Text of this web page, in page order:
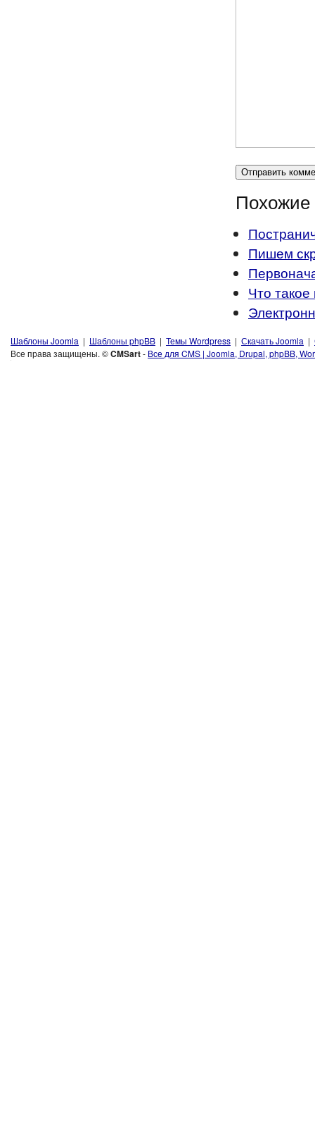
Похожие
Пишем
Что такое
Шаблоны Joomla | Шаблоны phpBB | Темы Wordpress | Скачать Joomla |
Все права защищены. ©CMSart- Все для CMS | Joomla, Drupal, phpBB,